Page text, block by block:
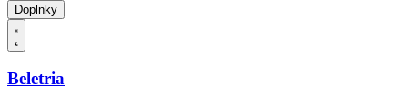
Doplnky
Beletria